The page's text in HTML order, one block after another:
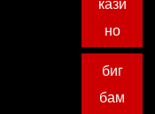
кази
но
биг
бам